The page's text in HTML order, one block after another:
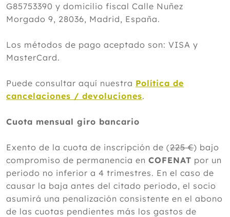
G85753390 y domicilio fiscal Calle Nuñez
Morgado 9, 28036, Madrid, España.
Los métodos de pago aceptado son: VISA y
MasterCard.
Puede consultar aquí nuestra Política de
cancelaciones / devoluciones.
Cuota mensual giro bancario
Exento de la cuota de inscripción de (225 €) bajo
compromiso de permanencia en COFENAT por un
periodo no inferior a 4 trimestres. En el caso de
causar la baja antes del citado periodo, el socio
asumirá una penalización consistente en el abono
de las cuotas pendientes más los gastos de